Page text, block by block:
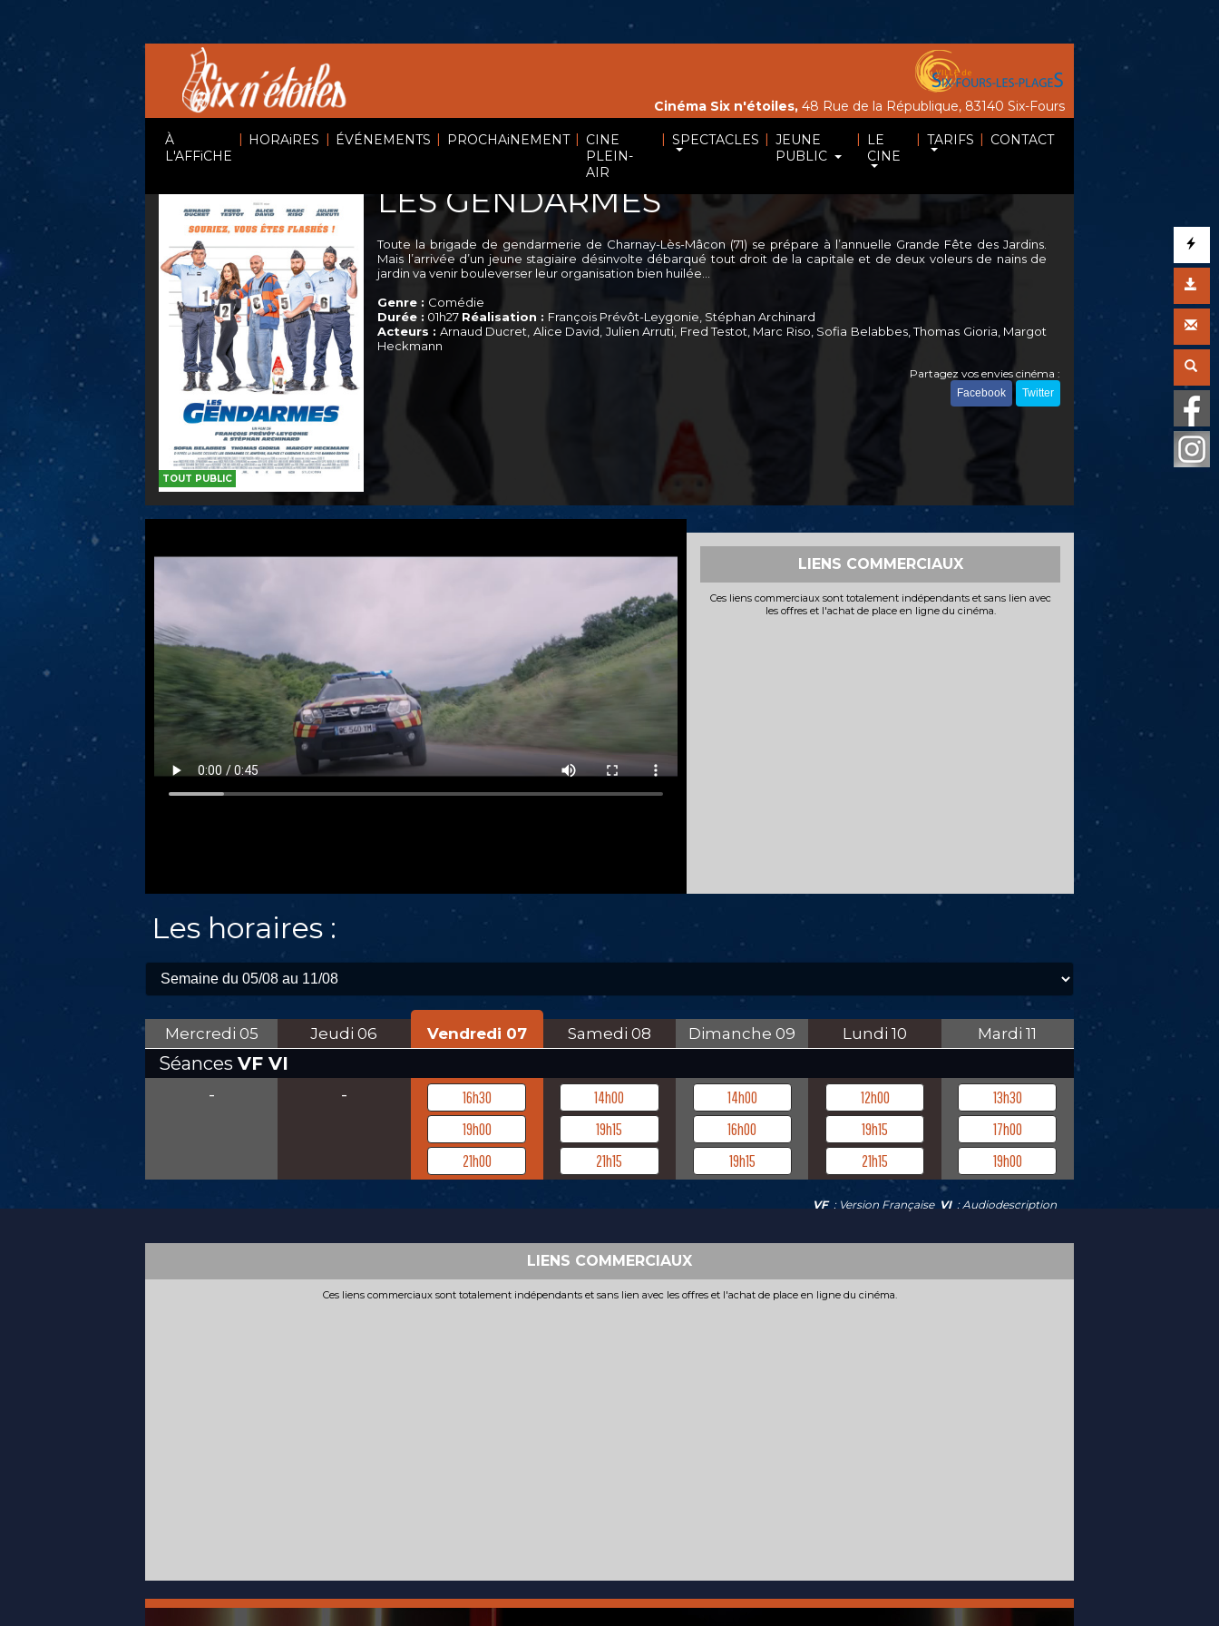
À
L'AFFiCHE
| HORAiRES | ÉVÉNEMENTS | PROCHAiNEMENT | CINE
PLEIN-
AIR
| SPECTACLES | JEUNE
PUBLIC
| LE
CINE
| TARIFS | CONTACT
Cinéma Six n'étoiles, 48 Rue de la République, 83140 Six-Fours
TOUT PUBLIC
LES GENDARMES
Toute la brigade de gendarmerie de Charnay-Lès-Mâcon (71) se prépare à l’annuelle Grande Fête des Jardins.
Mais l’arrivée d’un jeune stagiaire désinvolte débarqué tout droit de la capitale et de deux voleurs de nains de
jardin va venir bouleverser leur organisation bien huilée…
Genre : Comédie
Durée : 01h27 Réalisation : François Prévôt-Leygonie, Stéphan Archinard
Acteurs : Arnaud Ducret, Alice David, Julien Arruti, Fred Testot, Marc Riso, Sofia Belabbes, Thomas Gioria, Margot
Heckmann
Partagez vos envies cinéma :
Facebook Twitter
LIENS COMMERCIAUX
Ces liens commerciaux sont totalement indépendants et sans lien avec
les offres et l'achat de place en ligne du cinéma.
Les horaires :
Mercredi 05 Jeudi 06 Vendredi 07 Samedi 08 Dimanche 09 Lundi 10 Mardi 11
Séances VF VI
-
-
16h30
19h00
21h00
14h00
19h15
21h15
14h00
16h00
19h15
12h00
19h15
21h15
13h30
17h00
19h00
VF : Version Française VI : Audiodescription
LIENS COMMERCIAUX
Ces liens commerciaux sont totalement indépendants et sans lien avec les offres et l'achat de place en ligne du cinéma.